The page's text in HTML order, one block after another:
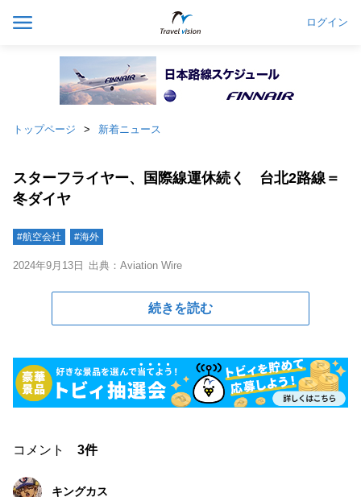
ログイン
トップページ 新着ニュース
スターフライヤー、国際線運休続く 台北2路線＝
冬ダイヤ
#航空会社 #海外
2024年9月13日 出典：Aviation Wire
続きを読む
コメント 3件
キングカス